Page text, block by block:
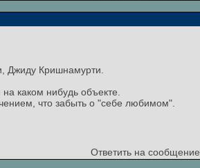
Джиду Кришнамурти.
каком нибудь объекте.
что забыть о "себе любимом".
Ответить на сообщение